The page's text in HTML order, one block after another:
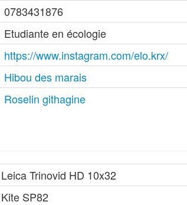
0783431876
Etudiante en écologie
https://www.instagram.com/elo.krx/
Hibou des marais
Roselin githagine
Leica Trinovid HD 10x32
Kite SP82